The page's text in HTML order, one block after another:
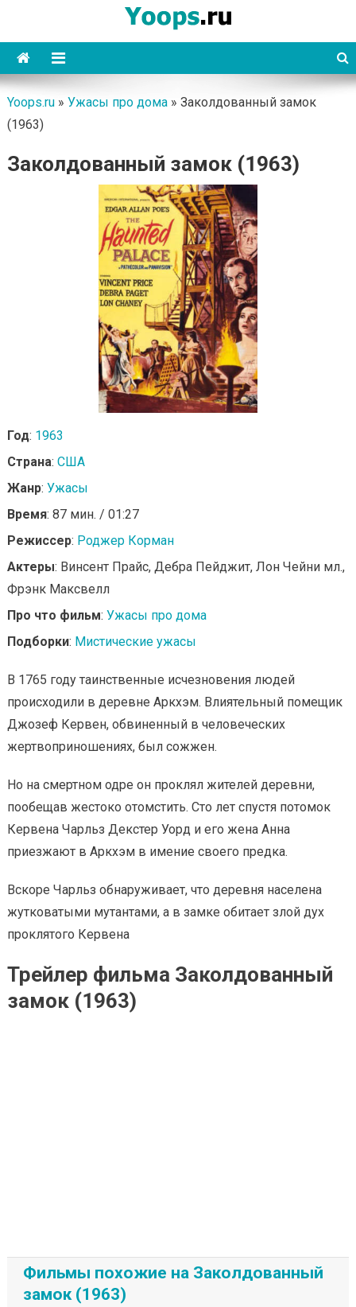
content
Yoops
Yoops.ru» Ужасы про дома» Заколдованный замок
(1963)
Заколдованный замок (1963)
Год: 1963
Страна: США
Жанр: Ужасы
Время: 87 мин. / 01:27
Режиссер: Роджер Корман
Актеры: Винсент Прайс, Дебра Пейджит, Лон Чейни мл.,
Фрэнк Максвелл
Про что фильм: Ужасы про дома
Подборки: Мистические ужасы
В 1765 году таинственные исчезновения людей
происходили в деревне Аркхэм. Влиятельный помещик
Джозеф Кервен, обвиненный в человеческих
жертвоприношениях, был сожжен.
Но на смертном одре он проклял жителей деревни,
пообещав жестоко отомстить. Сто лет спустя потомок
Кервена Чарльз Декстер Уорд и его жена Анна
приезжают в Аркхэм в имение своего предка.
Вскоре Чарльз обнаруживает, что деревня населена
жутковатыми мутантами, а в замке обитает злой дух
проклятого Кервена
Трейлер фильма Заколдованный
замок (1963)
Фильмы похожие на Заколдованный
замок (1963)